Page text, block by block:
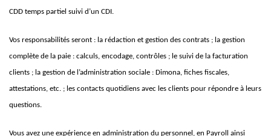
CDD temps partiel suivi d’un CDI.
Vos responsabilités seront : la rédaction et gestion des contrats ; la gestion
complète de la paie : calculs, encodage, contrôles ; le suivi de la facturation
clients ; la gestion de l’administration sociale : Dimona, fiches fiscales,
attestations, etc. ; les contacts quotidiens avec les clients pour répondre à leurs
questions.
Vous avez une expérience en administration du personnel, en Payroll ainsi